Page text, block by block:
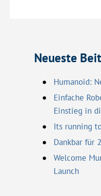
Neueste
Humanoid:
Einfache
Einstieg in
Its running
Dankbar für
Welcome
Launch